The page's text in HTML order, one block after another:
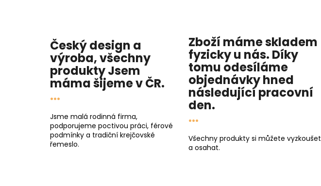
Český design a
výroba, všechny
produktyJsem
mámašijeme v ČR.
...
Jsme malá rodinná firma,
podporujeme poctivou práci, férové
podmínky a tradiční krejčovské
řemeslo.
Zboží máme skladem
fyzicky u nás. Díky
tomu odesíláme
objednávky hned
následující pracovní
den.
...
Všechny produkty si můžete vyzkoušet
a osahat.